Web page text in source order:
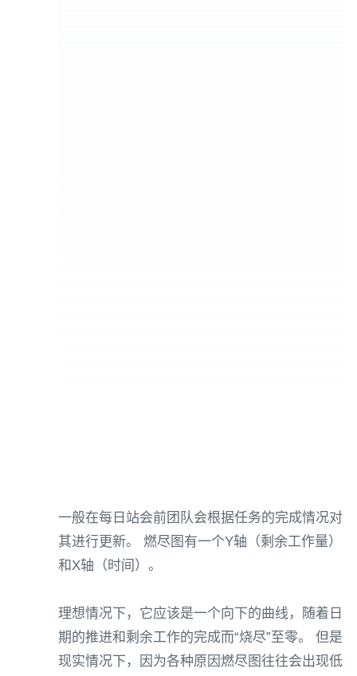
一般在每日站会前团队会根据任务的完成情况对
其进行更新。 燃尽图有一个Y轴（剩余工作量）
和X轴（时间）。
理想情况下，它应该是一个向下的曲线，随着日
期的推进和剩余工作的完成而“烧尽”至零。 但是
现实情况下，因为各种原因燃尽图往往会出现低